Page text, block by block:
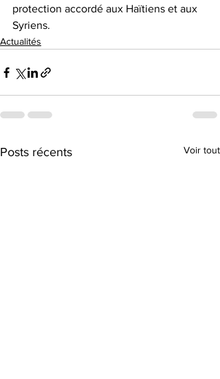
protection accordé aux Haïtiens et aux
Syriens.
Actualités
Posts récents Voir tout